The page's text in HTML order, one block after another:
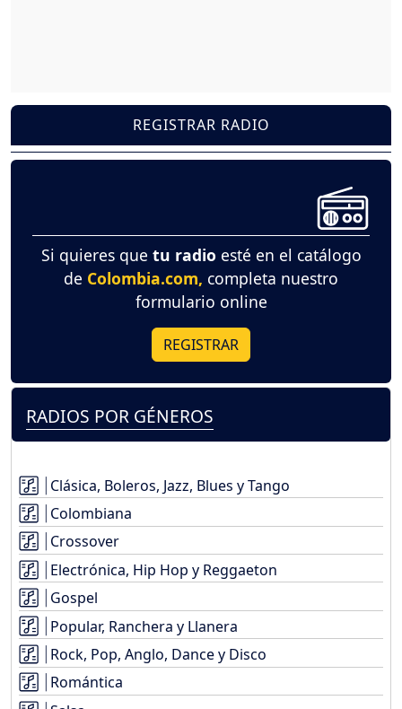
REGISTRAR RADIO
Si quieres que tu radio esté en el catálogo
de Colombia.com, completa nuestro
formulario online
REGISTRAR
RADIOS POR GÉNEROS
Clásica, Boleros, Jazz, Blues y Tango
Colombiana
Crossover
Electrónica, Hip Hop y Reggaeton
Gospel
Popular, Ranchera y Llanera
Rock, Pop, Anglo, Dance y Disco
Romántica